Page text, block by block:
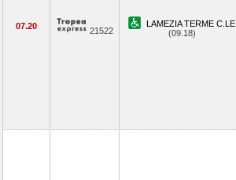
07.20 21522
LAMEZIA TERME C.LE
(09.18)